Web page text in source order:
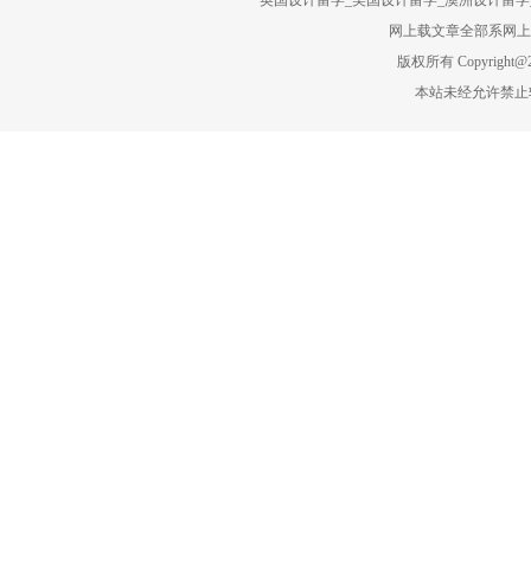
网上载文章全部系网上
版权所有
本站未经允许禁